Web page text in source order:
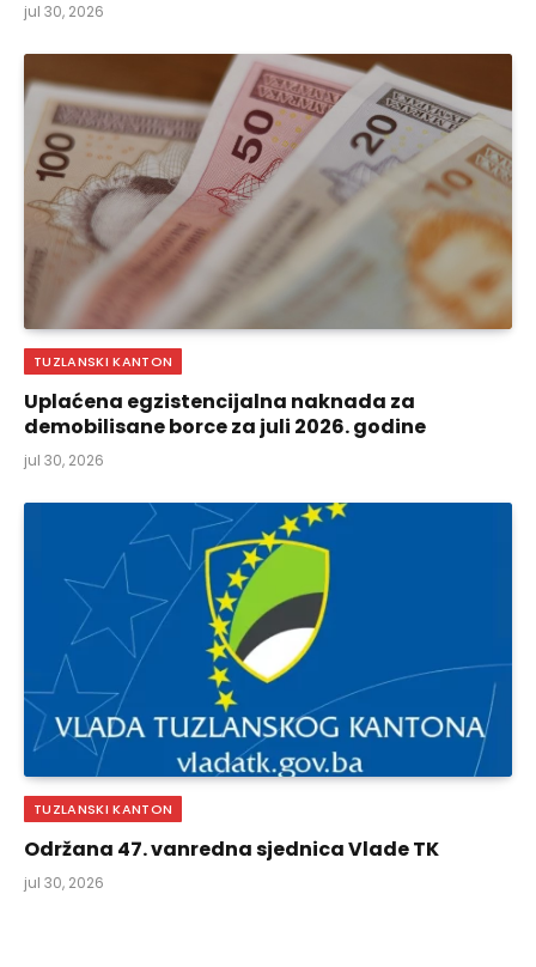
jul 30, 2026
TUZLANSKI KANTON
Uplaćena egzistencijalna naknada za
demobilisane borce za juli 2026. godine
jul 30, 2026
TUZLANSKI KANTON
Održana 47. vanredna sjednica Vlade TK
jul 30, 2026